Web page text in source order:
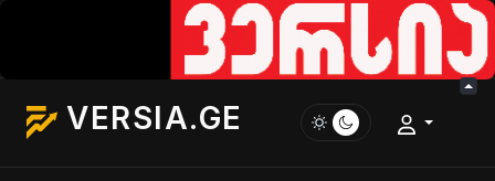
VERSIA.GE